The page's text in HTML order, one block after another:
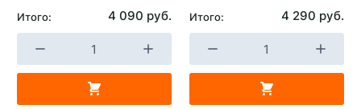
Итого: 4 090 руб. Итого: 4 290 руб.